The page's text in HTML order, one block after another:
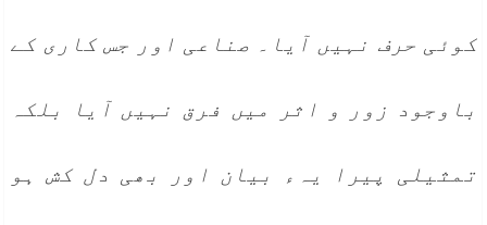
کوئی حرف نہیں آیا۔ صناعی اور جس کاری کے
باوجود زور و اثر میں فرق نہیں آیا بلکہ
تمثیلی پیرا یہء بیان اور بھی دل کش ہو